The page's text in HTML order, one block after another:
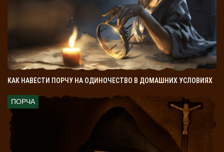
КАК НАВЕСТИ ПОРЧУ НА ОДИНОЧЕСТВО В ДОМАШНИХ УСЛОВИЯХ
ПОРЧА